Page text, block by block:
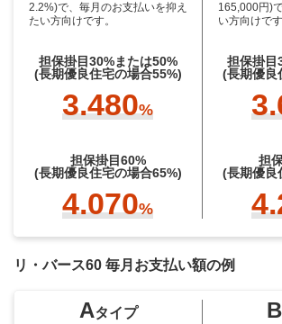
2.2%)で、毎月のお支払いを抑え
たい方向けです。
担保掛目30%または50%
(長期優良住宅の場合55%)
3.480%
担保掛目60%
(長期優良住宅の場合65%)
4.070%
165,000円)
い方向けです
担保掛目
(長期優良
担
(長期優良
リ・バース60 毎月お支払い額の例
Aタイプ B